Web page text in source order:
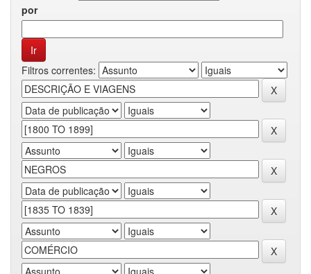
por
Filtros correntes: